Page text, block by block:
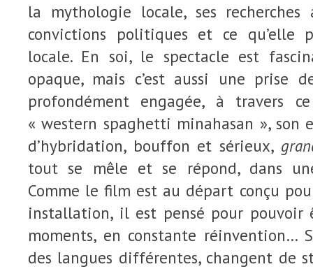
la mythologie locale, ses recherches
convictions politiques et ce qu’elle
locale. En soi, le spectacle est
opaque, mais c’est aussi une prise
profondément engagée, à travers
« western spaghetti minahasan », son
d’hybridation, bouffon et sérieux,
tout se mêle et se répond, dans
Comme le film est au départ conçu
installation, il est pensé pour
moments, en constante réinvention…
des langues différentes, changent de